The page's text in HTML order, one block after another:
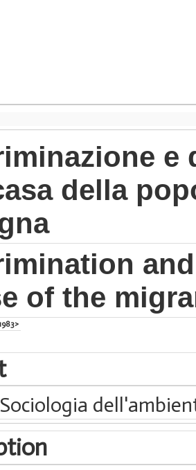
e
della
of the
Sociologia